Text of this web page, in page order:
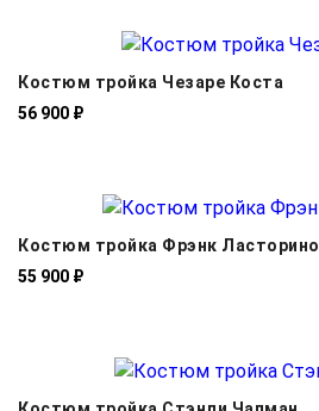
Костюм тройка Чезаре Коста
56 900 ₽
Костюм тройка Фрэнк Ласторино
55 900 ₽